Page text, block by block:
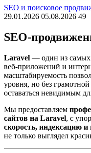
SEO и поисковое
29.01.2026 05.08.2026 49
SEO-
Laravel — один из самых
веб-приложений и
масштабируемость
уровня, но без
оставаться невидимым
Мы предоставляем
сайтов на Laravel, с
скорость, индексацию и
не только выглядел